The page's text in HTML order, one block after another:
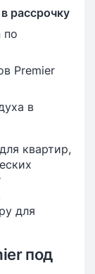
в рассрочку
по
Premier
в
квартир,
для
под